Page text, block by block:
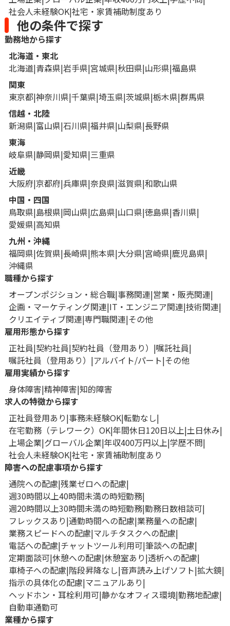
社会人未経験OK 社宅・家賃補助制度あり
他の条件で探す
勤務地から探す
北海道・東北
北海道 青森県 岩手県 宮城県 秋田県 山形県 福島県
関東
東京都 神奈川県 千葉県 埼玉県 茨城県 栃木県 群馬県
信越・北陸
新潟県 富山県 石川県 福井県 山梨県 長野県
東海
岐阜県 静岡県 愛知県 三重県
近畿
大阪府 京都府 兵庫県 奈良県 滋賀県 和歌山県
中国・四国
鳥取県 島根県 岡山県 広島県 山口県 徳島県 香川県
愛媛県 高知県
九州・沖縄
福岡県 佐賀県 長崎県 熊本県 大分県 宮崎県 鹿児島県
沖縄県
職種から探す
オープンポジション・総合職 事務関連 営業・販売関連
企画・マーケティング関連 IT・エンジニア関連 技術関連
クリエイティブ関連 専門職関連 その他
雇用形態から探す
正社員 契約社員 契約社員（登用あり）
嘱託社員
嘱託社員（登用あり）
アルバイト/パート その他
雇用実績から探す
身体障害 精神障害 知的障害
求人の特徴から探す
正社員登用あり 事務未経験OK 転勤なし
在宅勤務（テレワーク）OK 年間休日120日以上 土日休み
上場企業 グローバル企業 年収400万円以上 学歴不問
社会人未経験OK 社宅・家賃補助制度あり
障害への配慮事項から探す
通院への配慮 残業ゼロへの配慮
週30時間以上40時間未満の時短勤務
週20時間以上30時間未満の時短勤務 勤務日数相談可
フレックスあり 通勤時間への配慮 業務量への配慮
業務スピードへの配慮 マルチタスクへの配慮
電話への配慮 チャットツール利用可 筆談への配慮
定期面談可 休憩への配慮 休憩室あり 透析への配慮
車椅子への配慮 階段昇降なし 音声読み上げソフト 拡大鏡
指示の具体化の配慮 マニュアルあり
ヘッドホン・耳栓利用可 静かなオフィス環境 勤務地配慮
自動車通勤可
業種から探す